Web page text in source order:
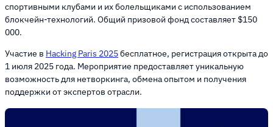
спортивными клубами и их болельщиками с использованием
блокчейн-технологий. Общий призовой фонд составляет $150
000.
Участие в Hacking Paris 2025бесплатное, регистрация открыта до
1 июля 2025 года. Мероприятие предоставляет уникальную
возможность для нетворкинга, обмена опытом и получения
поддержки от экспертов отрасли.